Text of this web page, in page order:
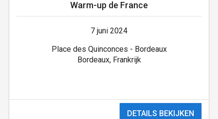
Warm-up de France
7 juni 2024
Place des Quinconces - Bordeaux
Bordeaux, Frankrijk
DETAILS BEKIJKEN